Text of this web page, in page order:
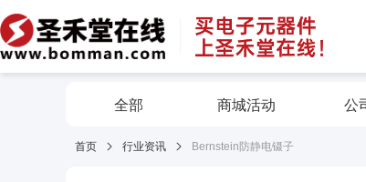
全部 商城活动 公
首页 行业资讯 Bernstein防静电镊子